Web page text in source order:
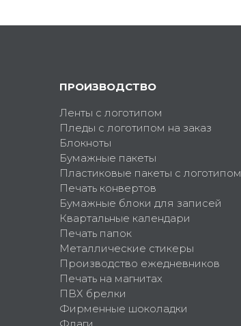
ПРОИЗВОДСТВО
Ленты с логотипом
Пледы с логотипом на заказ
Блокноты
Бумажные пакеты
Пластиковые пакеты с логотипом
Печать конвертов
Бумажные блоки для записей
Квартальные календари
Печать папок
Металлические стикеры
Производство ежедневников
Печать на магнитах
ПВХ брелки
Фирменные шоколадки